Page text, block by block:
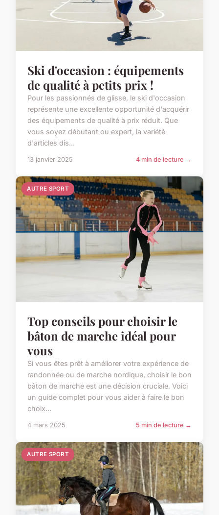
Ski d'occasion : équipements
de qualité à petits prix !
Pour les passionnés de glisse, le ski d'occasion
représente une excellente opportunité d'acquérir
des équipements de qualité à prix réduit. Que
vous soyez débutant ou expert, la variété
d'articles dis...
13 janvier 2025 4 min de lecture →
AUTRE SPORT
Top conseils pour choisir le
bâton de marche idéal pour
vous
Si vous êtes prêt à améliorer votre expérience de
randonnée ou de marche nordique, choisir le bon
bâton de marche est une décision cruciale. Voici
un guide complet pour vous aider à faire le bon
choix...
4 mars 2025 5 min de lecture →
AUTRE SPORT